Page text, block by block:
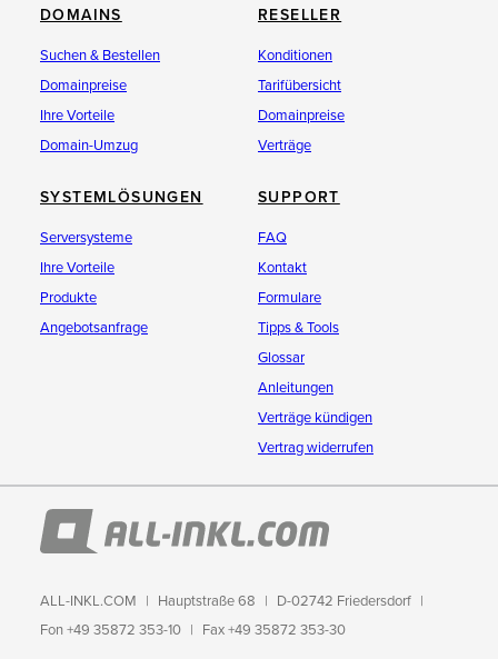
DOMAINS
Suchen & Bestellen
Domainpreise
Ihre Vorteile
Domain-Umzug
RESELLER
Konditionen
Tarifübersicht
Domainpreise
Verträge
SYSTEMLÖSUNGEN
Serversysteme
Ihre Vorteile
Produkte
Angebotsanfrage
SUPPORT
FAQ
Kontakt
Formulare
Tipps & Tools
Glossar
Anleitungen
Verträge kündigen
Vertrag widerrufen
ALL-INKL.COM Hauptstraße 68
D-02742 Friedersdorf
Fon +49 35872 353-10
Fax +49 35872 353-30